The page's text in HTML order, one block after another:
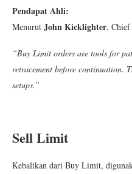
Pendapat Ahli:
Menurut John Kicklighter,
“Buy Limit orders are tools for
retracement before continuation.
setups.”
Sell Limit
Kebalikan dari Buy Limit,